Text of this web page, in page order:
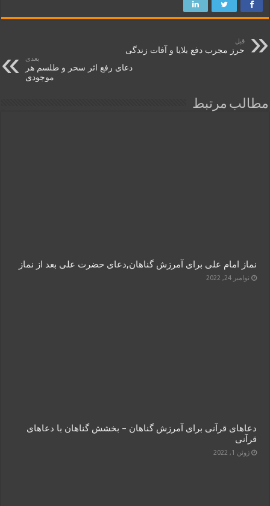
قبل
حرز مجرب دفع بلایا و آفات زندگی
بعدی
دعای رفع اثر سحر و طلسم هر
موجودی
مطالب مرتبط
نماز امام علی برای آمرزش گناهان,دعای حضرت علی بعد از نماز
نوامبر 24, 2022
دعاهای قرآنی برای آمرزش گناهان – بخشش گناهان با دعاهای
قرآنی
ژوئن 1, 2022